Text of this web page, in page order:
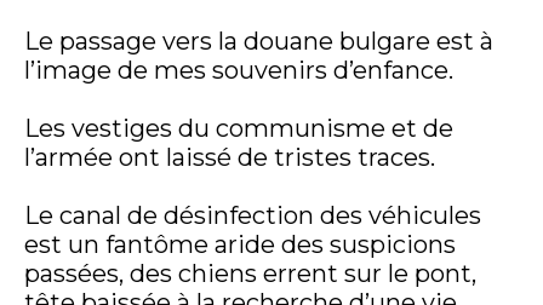
Le passage vers la douane bulgare est à
l’image de mes souvenirs d’enfance.
Les vestiges du communisme et de
l’armée ont laissé de tristes traces.
Le canal de désinfection des véhicules
est un fantôme aride des suspicions
passées, des chiens errent sur le pont,